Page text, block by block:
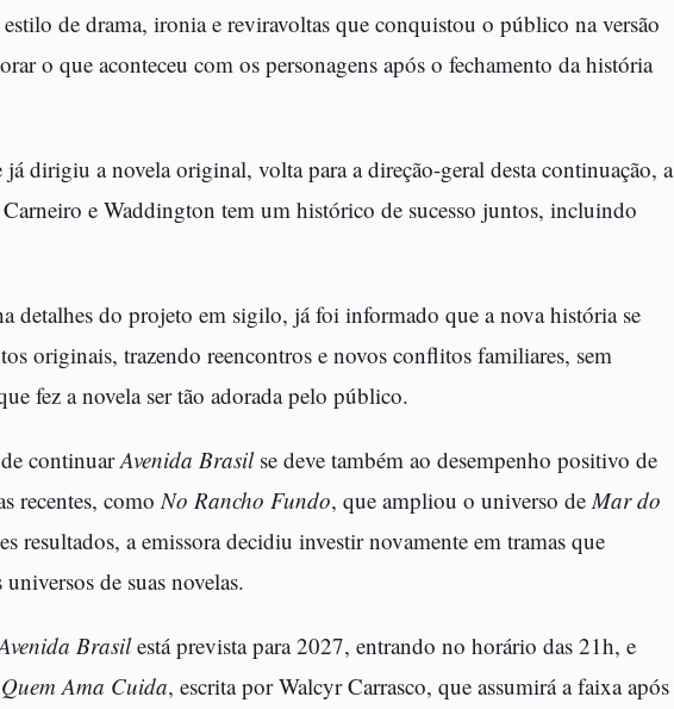
de drama, ironia e reviravoltas que conquistou o público na versão
o que aconteceu com os personagens após o fechamento da história
dirigiu a novela original, volta para a direção-geral desta continuação, a
e Waddington tem um histórico de sucesso juntos, incluindo
detalhes do projeto em sigilo, já foi informado que a nova história se
originais, trazendo reencontros e novos conflitos familiares, sem
fez a novela ser tão adorada pelo público.
de continuarAvenida Brasilse deve também ao desempenho positivo de
recentes, comoNo Rancho Fundo, que ampliou o universo deMar do
resultados, a emissora decidiu investir novamente em tramas que
de suas novelas.
Brasilestá prevista para 2027, entrando no horário das 21h, e
Quem Ama Cuida, escrita por Walcyr Carrasco, que assumirá a faixa após